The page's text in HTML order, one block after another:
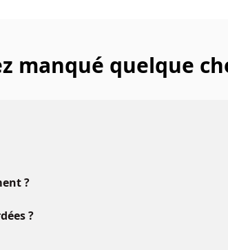
manqué quelque
?
?